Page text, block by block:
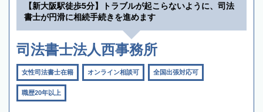
【新大阪駅徒歩5分】トラブルが起こらないように、司法
書士が円滑に相続手続きを進めます
司法書士法人西事務所
女性司法書士在籍 オンライン相談可 全国出張対応可
職歴20年以上